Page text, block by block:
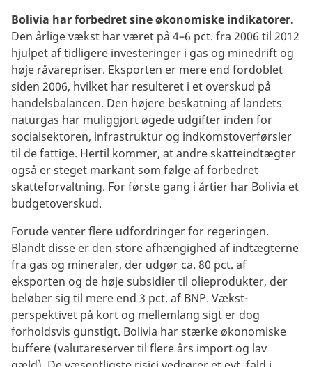
Bolivia har forbedret sine økonomiske indikatorer.
Den årlige vækst har været på 4–6 pct. fra 2006 til 2012
hjulpet af tidligere investeringer i gas og minedrift og
høje råvarepriser. Eksporten er mere end fordoblet
siden 2006, hvilket har resulteret i et overskud på
handelsbalancen. Den højere beskatning af landets
naturgas har muliggjort øgede udgifter inden for
socialsektoren, infrastruktur og indkomstoverførsler
til de fattige. Hertil kommer, at andre skatteindtægter
også er steget markant som følge af forbedret
skatteforvaltning. For første gang i årtier har Bolivia et
budgetoverskud.
Forude venter flere udfordringer for regeringen.
Blandt disse er den store afhængighed af indtægterne
fra gas og mineraler, der udgør ca. 80 pct. af
eksporten og de høje subsidier til olieprodukter, der
beløber sig til mere end 3 pct. af BNP. Vækst-
perspektivet på kort og mellemlang sigt er dog
forholdsvis gunstigt. Bolivia har stærke økonomiske
buffere (valutareserver til flere års import og lav